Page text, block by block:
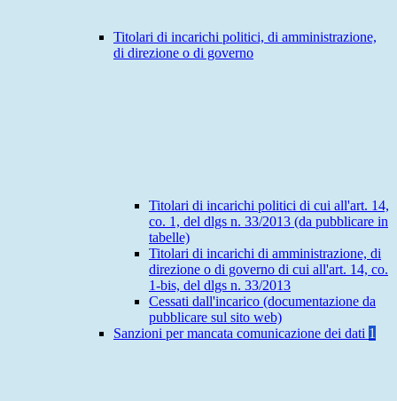
Titolari di incarichi politici, di amministrazione,
di direzione o di governo
Titolari di incarichi politici di cui all'art. 14,
co. 1, del dlgs n. 33/2013 (da pubblicare in
tabelle)
Titolari di incarichi di amministrazione, di
direzione o di governo di cui all'art. 14, co.
1-bis, del dlgs n. 33/2013
Cessati dall'incarico (documentazione da
pubblicare sul sito web)
Sanzioni per mancata comunicazione dei dati 1